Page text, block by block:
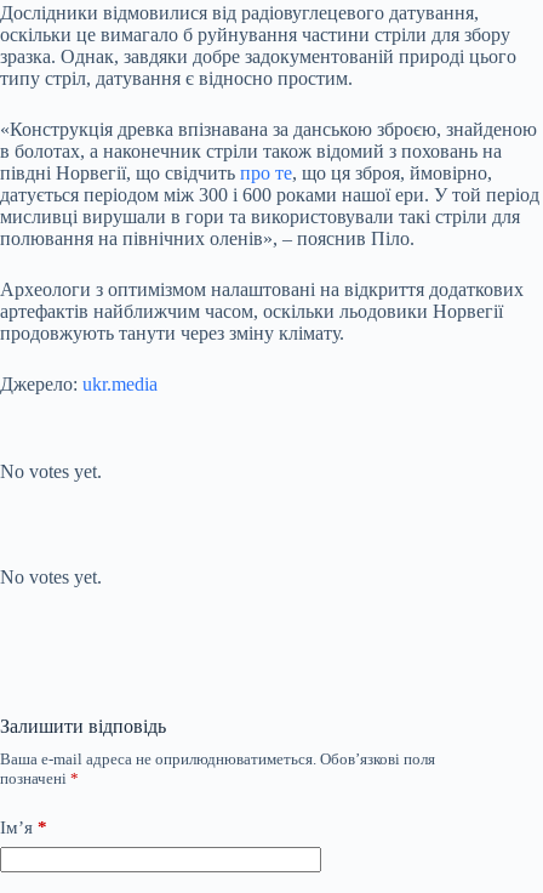
Дослідники відмовилися від радіовуглецевого датування,
оскільки це вимагало б руйнування частини стріли для збору
зразка. Однак, завдяки добре задокументованій природі цього
типу стріл, датування є відносно простим.
«Конструкція древка впізнавана за данською зброєю, знайденою
в болотах, а наконечник стріли також відомий з поховань на
півдні Норвегії, що свідчить про те, що ця зброя, ймовірно,
датується періодом між 300 і 600 роками нашої ери. У той період
мисливці вирушали в гори та використовували такі стріли для
полювання на північних оленів», – пояснив Піло.
Археологи з оптимізмом налаштовані на відкриття додаткових
артефактів найближчим часом, оскільки льодовики Норвегії
продовжують танути через зміну клімату.
Джерело: ukr.media
No votes yet.
No votes yet.
Залишити відповідь
Ваша e-mail адреса не оприлюднюватиметься. Обов’язкові поля
позначені *
Ім’я *